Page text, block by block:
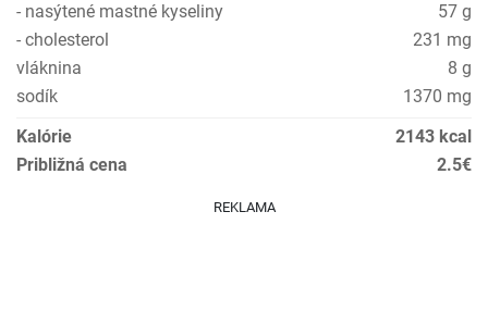
- nasýtené mastné kyseliny
57 g
- cholesterol
231 mg
vláknina
8 g
sodík
1370 mg
Kalórie
2143 kcal
Približná cena
2.5€
REKLAMA